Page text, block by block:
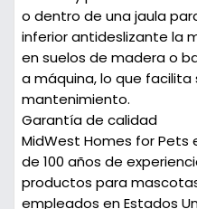
o dentro de una jaula
inferior antideslizante la
en suelos de madera o
a máquina, lo que facilita
mantenimiento.
Garantía de calidad
MidWest Homes for Pets
de 100 años de
productos para
empleados en Estados